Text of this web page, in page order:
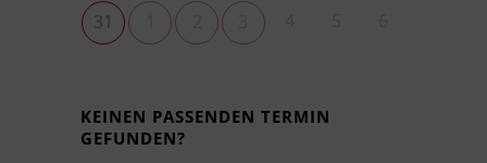
31
KEINEN PASSENDEN TERMIN
GEFUNDEN?